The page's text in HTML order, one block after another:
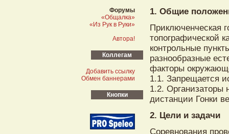
Форумы
«Общалка»
«Из Рук в Руки»
Автора!
Коллегам
Добавить ссылку
Обмен баннерами
Кнопки
1. Общие
Приключенческая
топографической
контрольные
разнообразные
факторы
1.1. Запрещается
1.2. Организаторы
дистанции Гонки
2. Цели и задачи
Соревнования